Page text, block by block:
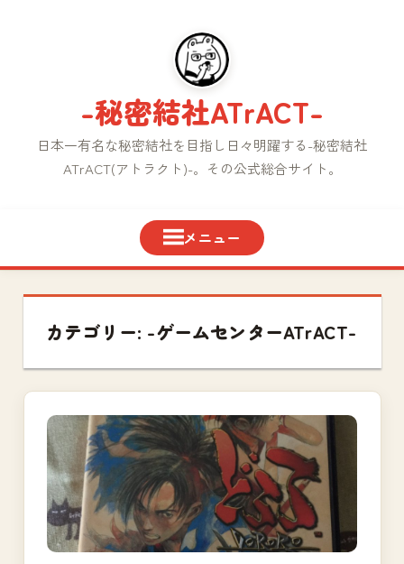
-秘密結社ATrACT-
日本一有名な秘密結社を目指し日々明躍する-秘密結社
ATrACT(アトラクト)-。その公式総合サイト。
カテゴリー: -ゲームセンターATrACT-